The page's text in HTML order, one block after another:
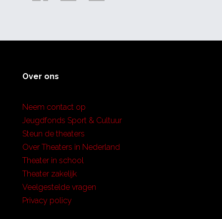
Over ons
Neem contact op
Jeugdfonds Sport & Cultuur
Steun de theaters
Over Theaters in Nederland
Theater in school
Theater zakelijk
Veelgestelde vragen
Privacy policy